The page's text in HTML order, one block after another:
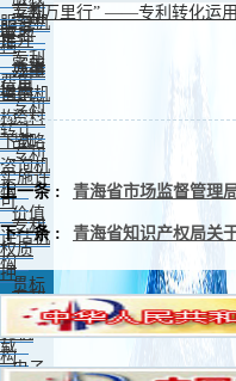
服务机
构
法律
咨询机
构
战略
咨询机
构
价值
评估机
构
贯标
咨询服
务机
构
专利
审批
专利
费用
专利
转让
专利
实施许
可
专利
权质
押
专利
表格下
载
电子
专利
推介
需求
信息
服务
办事
指南
资料
下载
务万里行” ——专利转化运
上一条 : 青海省市场监督管理局办公室
下一条 : 青海省知识产权局关于开展